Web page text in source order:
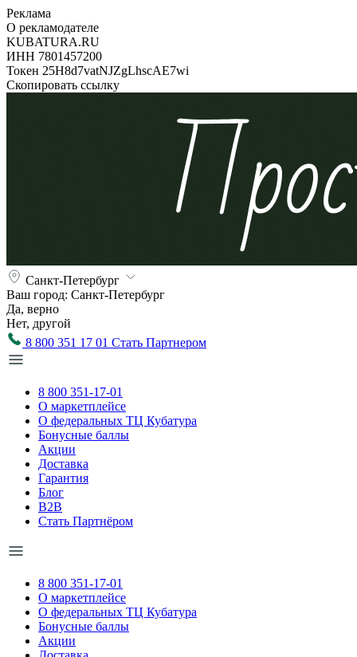
Реклама
О рекламодателе
KUBATURA.RU
ИНН 7801457200
Токен 25H8d7vatNJZgLhscAE7wi
Скопировать ссылку
Санкт-Петербург
Ваш город: Санкт-Петербург
Да, верно
Нет, другой
8 800 351 17 01 Стать Партнером
8 800 351-17-01
О маркетплейсе
О федеральных ТЦ Кубатура
Бонусные баллы
Акции
Доставка
Гарантия
Блог
B2B
Стать Партнёром
8 800 351-17-01
О маркетплейсе
О федеральных ТЦ Кубатура
Бонусные баллы
Акции